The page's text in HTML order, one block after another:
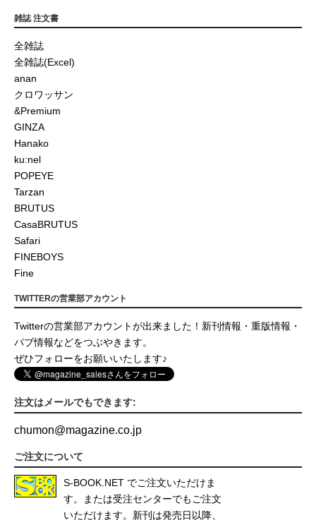
雑誌 注文書
全雑誌
全雑誌(Excel)
anan
クロワッサン
&Premium
GINZA
Hanako
ku:nel
POPEYE
Tarzan
BRUTUS
CasaBRUTUS
Safari
FINEBOYS
Fine
TWITTERの営業部アカウント
Twitterの営業部アカウントが出来ました！新刊情報・重版情報・
パブ情報などをつぶやきます。
ぜひフォローをお願いいたします♪
注文はメールでもできます:
chumon@magazine.co.jp
ご注文について
S-BOOK.NET でご注文いただけま
す。または受注センターでもご注文
いただけます。新刊は発売日以降、